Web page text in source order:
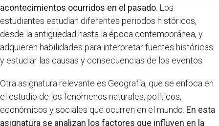
acontecimientos ocurridos en el pasado . Los
estudiantes estudian diferentes periodos históricos,
desde la antigüedad hasta la época contemporánea, y
adquieren habilidades para interpretar fuentes históricas
y estudiar las causas y consecuencias de los eventos.
Otra asignatura relevante es Geografía, que se enfoca en
el estudio de los fenómenos naturales, políticos,
económicos y sociales que ocurren en el mundo. En esta
asignatura se analizan los factores que influyen en la